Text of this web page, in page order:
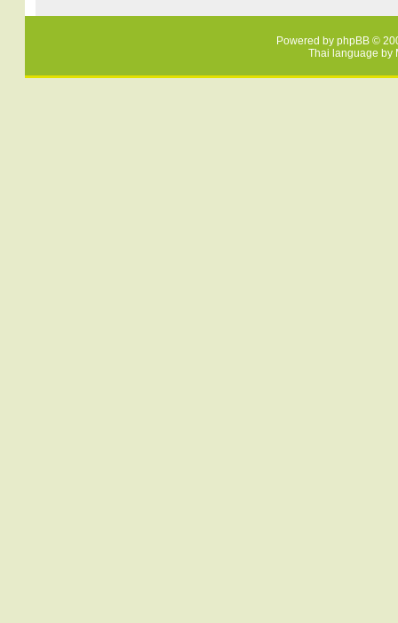
Powered by phpBB ©
Thai language by